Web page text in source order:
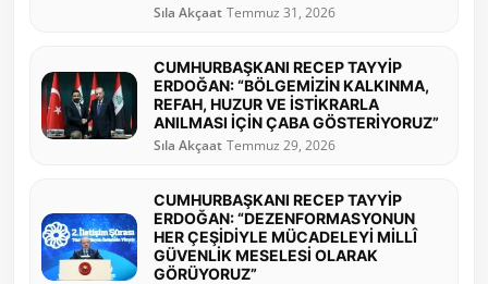
Sıla Akçaat Temmuz 31, 2026
CUMHURBAŞKANI RECEP TAYYİP
ERDOĞAN: “BÖLGEMİZİN KALKINMA,
REFAH, HUZUR VE İSTİKRARLA
ANILMASI İÇİN ÇABA GÖSTERİYORUZ”
Sıla Akçaat Temmuz 29, 2026
CUMHURBAŞKANI RECEP TAYYİP
ERDOĞAN: “DEZENFORMASYONUN
HER ÇEŞİDİYLE MÜCADELEYİ MİLLÎ
GÜVENLİK MESELESİ OLARAK
GÖRÜYORUZ”